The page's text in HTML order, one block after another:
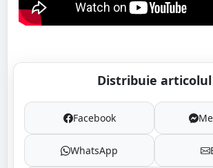
Distribuie articolul
Facebook
WhatsApp